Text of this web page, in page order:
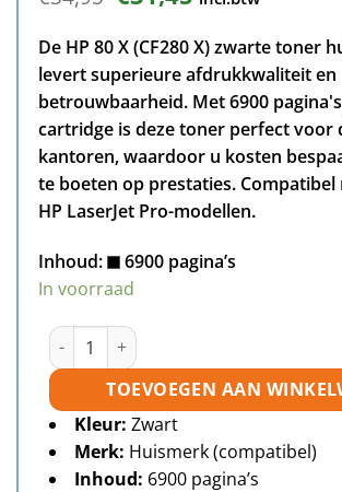
prijs
was:
€34,95.
prijs
is:
€31,45.
De HP 80 X (CF280 X) zwarte toner
levert superieure afdrukkwaliteit en
betrouwbaarheid. Met 6900
cartridge is deze toner perfect voor
kantoren, waardoor u kosten
te boeten op prestaties. Compatibel
HP LaserJet Pro-modellen.
Inhoud:
6900 pagina’s
In voorraad
HP 80X (CF280X) toner zwart huismerk
TOEVOEGEN AAN
Kleur: Zwart
Merk: Huismerk (compatibel)
Inhoud: 6900 pagina’s